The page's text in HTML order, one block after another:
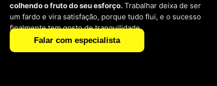
colhendo o fruto do seu esforço. Trabalhar deixa de ser
um fardo e vira satisfação, porque tudo flui, e o sucesso
finalmente tem gosto de tranquilidade.
Falar com especialista